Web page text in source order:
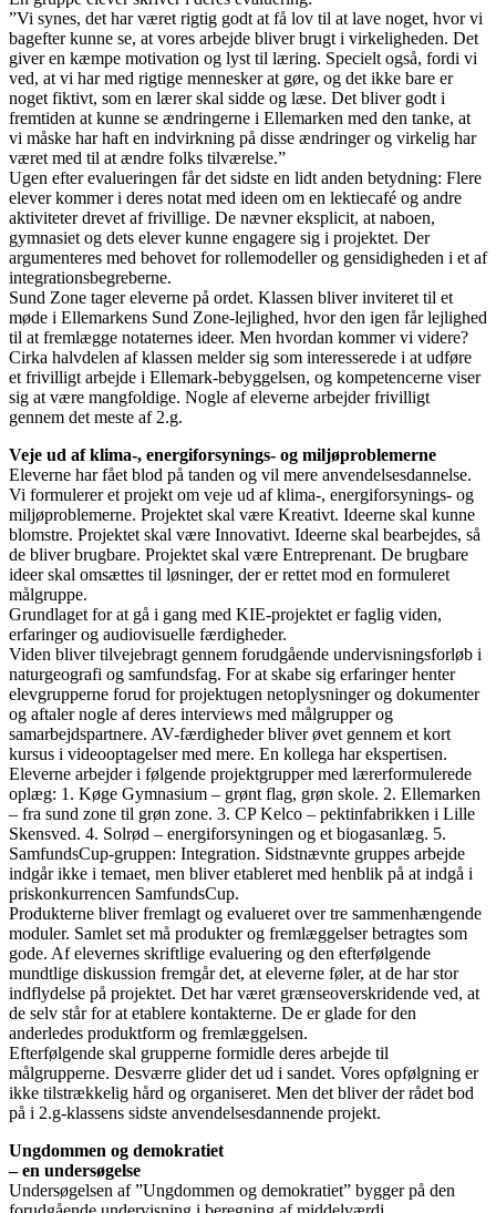
”Vi synes, det har været rigtig godt at få lov til at lave noget, hvor vi
bagefter kunne se, at vores arbejde bliver brugt i virkeligheden. Det
giver en kæmpe motivation og lyst til læring. Specielt også, fordi vi
ved, at vi har med rigtige mennesker at gøre, og det ikke bare er
noget fiktivt, som en lærer skal sidde og læse. Det bliver godt i
fremtiden at kunne se ændringerne i Ellemarken med den tanke, at
vi måske har haft en indvirkning på disse ændringer og virkelig har
været med til at ændre folks tilværelse.”
Ugen efter evalueringen får det sidste en lidt anden betydning: Flere
elever kommer i deres notat med ideen om en lektiecafé og andre
aktiviteter drevet af frivillige. De nævner eksplicit, at naboen,
gymnasiet og dets elever kunne engagere sig i projektet. Der
argumenteres med behovet for rollemodeller og gensidigheden i et af
integrationsbegreberne.
Sund Zone tager eleverne på ordet. Klassen bliver inviteret til et
møde i Ellemarkens Sund Zone-lejlighed, hvor den igen får lejlighed
til at fremlægge notaternes ideer. Men hvordan kommer vi videre?
Cirka halvdelen af klassen melder sig som interesserede i at udføre
et frivilligt arbejde i Ellemark-bebyggelsen, og kompetencerne viser
sig at være mangfoldige. Nogle af eleverne arbejder frivilligt
gennem det meste af 2.g.
Veje ud af klima-, energiforsynings- og miljøproblemerne
Eleverne har fået blod på tanden og vil mere anvendelsesdannelse.
Vi formulerer et projekt om veje ud af klima-, energiforsynings- og
miljøproblemerne. Projektet skal være Kreativt. Ideerne skal kunne
blomstre. Projektet skal være Innovativt. Ideerne skal bearbejdes, så
de bliver brugbare. Projektet skal være Entreprenant. De brugbare
ideer skal omsættes til løsninger, der er rettet mod en formuleret
målgruppe.
Grundlaget for at gå i gang med KIE-projektet er faglig viden,
erfaringer og audiovisuelle færdigheder.
Viden bliver tilvejebragt gennem forudgående undervisningsforløb i
naturgeografi og samfundsfag. For at skabe sig erfaringer henter
elevgrupperne forud for projektugen netoplysninger og dokumenter
og aftaler nogle af deres interviews med målgrupper og
samarbejdspartnere. AV-færdigheder bliver øvet gennem et kort
kursus i videooptagelser med mere. En kollega har ekspertisen.
Eleverne arbejder i følgende projektgrupper med lærerformulerede
oplæg: 1. Køge Gymnasium – grønt flag, grøn skole. 2. Ellemarken
– fra sund zone til grøn zone. 3. CP Kelco – pektinfabrikken i Lille
Skensved. 4. Solrød – energiforsyningen og et biogasanlæg. 5.
SamfundsCup-gruppen: Integration. Sidstnævnte gruppes arbejde
indgår ikke i temaet, men bliver etableret med henblik på at indgå i
priskonkurrencen SamfundsCup.
Produkterne bliver fremlagt og evalueret over tre sammenhængende
moduler. Samlet set må produkter og fremlæggelser betragtes som
gode. Af elevernes skriftlige evaluering og den efterfølgende
mundtlige diskussion fremgår det, at eleverne føler, at de har stor
indflydelse på projektet. Det har været grænseoverskridende ved, at
de selv står for at etablere kontakterne. De er glade for den
anderledes produktform og fremlæggelsen.
Efterfølgende skal grupperne formidle deres arbejde til
målgrupperne. Desværre glider det ud i sandet. Vores opfølgning er
ikke tilstrækkelig hård og organiseret. Men det bliver der rådet bod
på i 2.g-klassens sidste anvendelsesdannende projekt.
Ungdommen og demokratiet
– en undersøgelse
Undersøgelsen af ”Ungdommen og demokratiet” bygger på den